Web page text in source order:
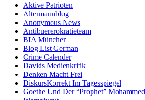
Aktive Patrioten
Altermannblog
Anonymous News
Antibuererokratieteam
BIA München
Blog List German
Crime Calender
Davids Medienkritik
Denken Macht Frei
DiskursKorrekt Im Tagesspiegel
Goethe Und Der “Prophet” Mohammed